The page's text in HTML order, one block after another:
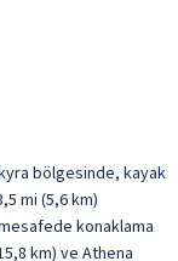
bölgesinde, kayak
mi (5,6 km)
konaklama
km) ve Athena